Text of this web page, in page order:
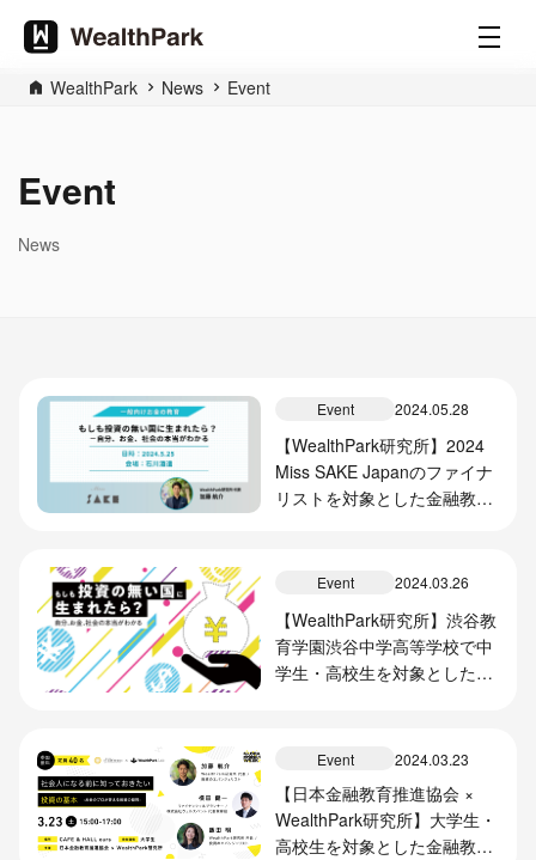
WealthPark News Event
Event
News
Event 2024.05.28
【WealthPark研究所】2024
Miss SAKE Japanのファイナ
リストを対象とした金融教育
Event 2024.03.26
【WealthPark研究所】渋谷教
育学園渋谷中学高等学校で中
学生・高校生を対象とした2
Event 2024.03.23
【日本金融教育推進協会 ×
WealthPark研究所】大学生・
高校生を対象とした金融教育